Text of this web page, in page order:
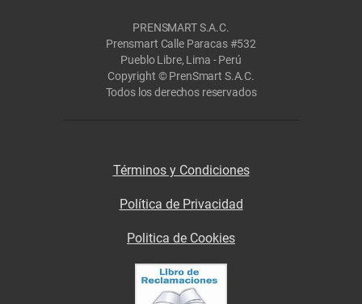
PRENSMART S.A.C.
Prensmart Calle Paracas #532
Pueblo Libre, Lima - Perú
Copyright © PrenSmart S.A.C.
Todos los derechos reservados
Términos y Condiciones
Política de Privacidad
Politica de Cookies